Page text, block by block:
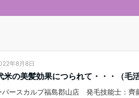
年8月8日
米の美髪効果につられて・・・（毛活
パースカルプ福島郡山店 発毛技能士：齊